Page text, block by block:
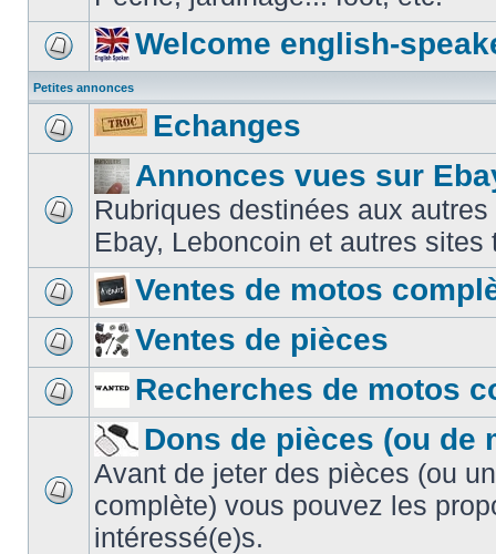
Welcome english-
Petites annonces
Echanges
Annonces vues sur
Rubriques destinées aux
Ebay, Leboncoin et autres sites
Ventes de motos
Ventes de pièces
Recherches de motos
Dons de pièces (ou de
Avant de jeter des pièces (ou
complète) vous pouvez les
intéressé(e)s.